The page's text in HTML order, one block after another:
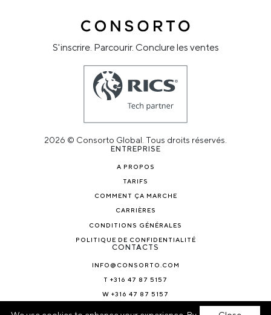
S'inscrire. Parcourir. Conclure les ventes
2026 © Consorto Global. Tous droits réservés.
ENTREPRISE
A PROPOS
TARIFS
COMMENT ÇA MARCHE
CARRIÈRES
CONDITIONS GÉNÉRALES
POLITIQUE DE CONFIDENTIALITÉ
CONTACTS
INFO@CONSORTO.COM
T +316 47 87 5157
W +316 47 87 5157